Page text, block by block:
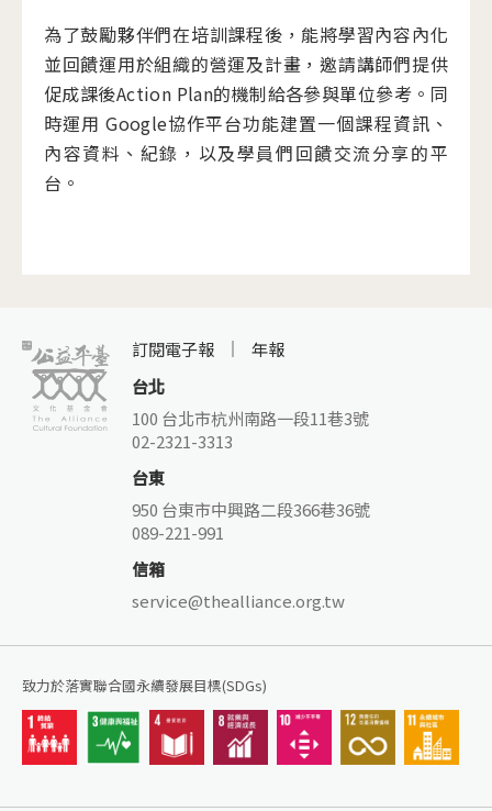
為了鼓勵夥伴們在培訓課程後，能將學習內容內化
並回饋運用於組織的營運及計畫，邀請講師們提供
促成課後Action Plan的機制給各參與單位參考。同
時運用 Google協作平台功能建置一個課程資訊、
內容資料、紀錄，以及學員們回饋交流分享的平
台。
訂閱電子報
年報
台北
100 台北市杭州南路一段11巷3號
02-2321-3313
台東
950 台東市中興路二段366巷36號
089-221-991
信箱
service@thealliance.org.tw
致力於落實聯合國永續發展目標(SDGs)